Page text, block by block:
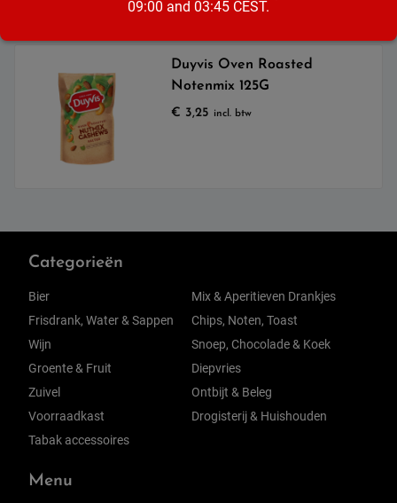
Duyvis Oven Roasted
Notenmix 125G
€ 3,25 incl. btw
Categorieën
Bier
Frisdrank, Water & Sappen
Wijn
Groente & Fruit
Zuivel
Voorraadkast
Tabak accessoires
Mix & Aperitieven Drankjes
Chips, Noten, Toast
Snoep, Chocolade & Koek
Diepvries
Ontbijt & Beleg
Drogisterij & Huishouden
Menu
09:00 and 03:45 CEST.